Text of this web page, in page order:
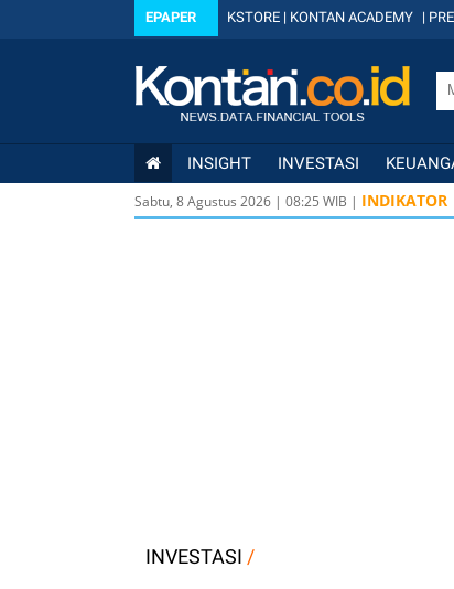
EPAPER KSTORE | KONTAN ACADEMY |
INSIGHT INVESTASI
Sabtu, 8 Agustus 2026 | 08:25 WIB | INDIKATOR
INVESTASI /